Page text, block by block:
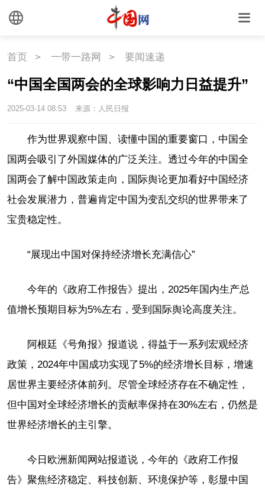
首页 > 一带一路网 > 要闻速递
“中国全国两会的全球影响力日益提升”
2025-03-14 08:53 来源：人民日报
作为世界观察中国、读懂中国的重要窗口，中国全
国两会吸引了外国媒体的广泛关注。透过今年的中国全
国两会了解中国政策走向，国际舆论更加看好中国经济
社会发展潜力，普遍肯定中国为变乱交织的世界带来了
宝贵稳定性。
“展现出中国对保持经济增长充满信心”
今年的《政府工作报告》提出，2025年国内生产总
值增长预期目标为5%左右，受到国际舆论高度关注。
阿根廷《号角报》报道说，得益于一系列宏观经济
政策，2024年中国成功实现了5%的经济增长目标，增速
居世界主要经济体前列。尽管全球经济存在不确定性，
但中国对全球经济增长的贡献率保持在30%左右，仍然是
世界经济增长的主引擎。
今日欧洲新闻网站报道说，今年的《政府工作报
告》聚焦经济稳定、科技创新、环境保护等，彰显中国